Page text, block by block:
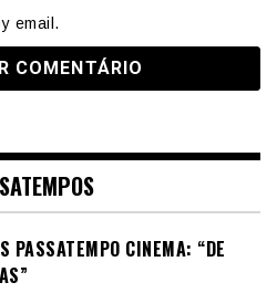
email.
PASSATEMPO CINEMA: “DE